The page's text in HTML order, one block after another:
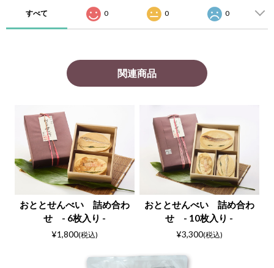
すべて 0 0 0
関連商品
おととせんべい 詰め合わ
せ - 6枚入り -
¥1,800(税込)
おととせんべい 詰め合わ
せ - 10枚入り -
¥3,300(税込)